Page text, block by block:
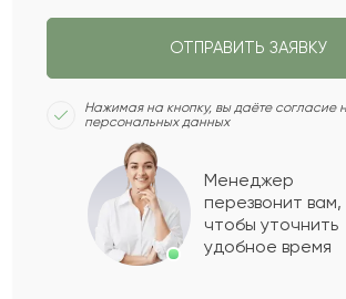
Шикарный букет
Просто шикарный букет ,мой
Ramon Torres
ОТПРАВИТЬ ЗАЯВКУ
Нажимая на кнопку, вы даёте согласие
персональных данных
Менеджер
перезвонит вам,
чтобы уточнить
удобное время